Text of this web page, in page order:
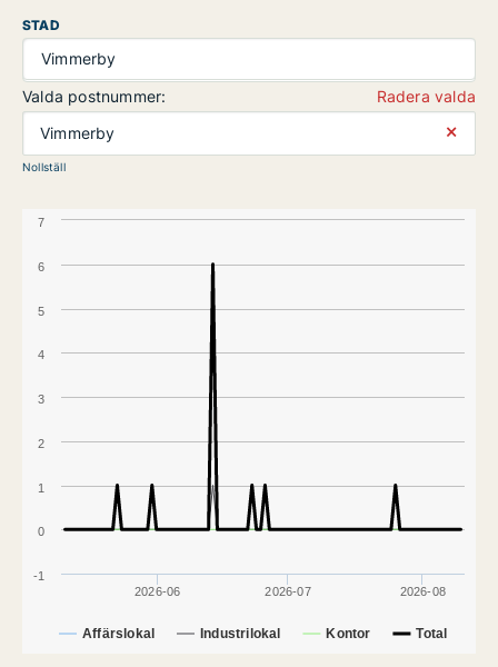
STAD
Vimmerby
Valda postnummer:
Radera valda
Vimmerby
⨯
Nollställ
Affärslokal Industrilokal Kontor Total
2026-06 2026-07 2026-08
-1
0
1
2
3
4
5
6
7